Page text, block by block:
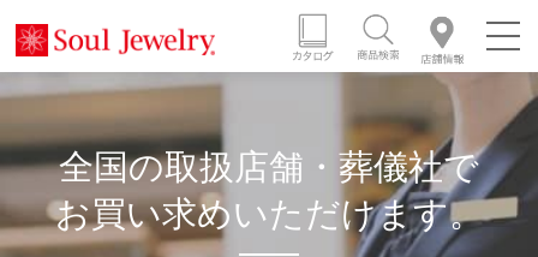
全国の取扱店舗・葬儀社で
お買い求めいただけます。